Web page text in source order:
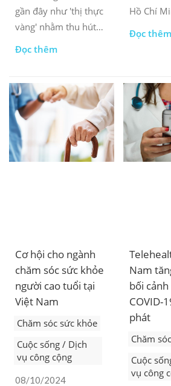
gần đây như 'thị thực
vàng' nhằm thu hút
giới tinh hoa toàn cầu,
Việt Nam đang thể
nhân tài và đầu tư
nước ngoài.
Đọc thêm
Hồ Chí
Thành –
bước
giao
Đọc thêm
Cơ hội cho ngành
chăm sóc sức khỏe
người cao tuổi tại
Việt Nam
Chăm sóc sức khỏe
Cuộc sống / Dịch
vụ công cộng
08/10/2024
Nam
bối
COVID-
phát
Chăm
Cuộc
vụ công